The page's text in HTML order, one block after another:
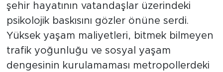
şehir hayatının vatandaşlar üzerindeki
psikolojik baskısını gözler önüne serdi.
Yüksek yaşam maliyetleri, bitmek bilmeyen
trafik yoğunluğu ve sosyal yaşam
dengesinin kurulamaması metropollerdeki